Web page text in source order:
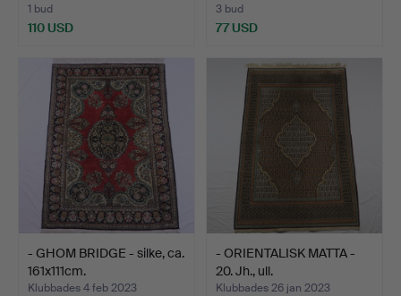
1 bud
110 USD
3 bud
77 USD
- GHOM BRIDGE - silke, ca.
161x111cm.
Klubbades 4 feb 2023
- ORIENTALISK MATTA -
20. Jh., ull.
Klubbades 26 jan 2023